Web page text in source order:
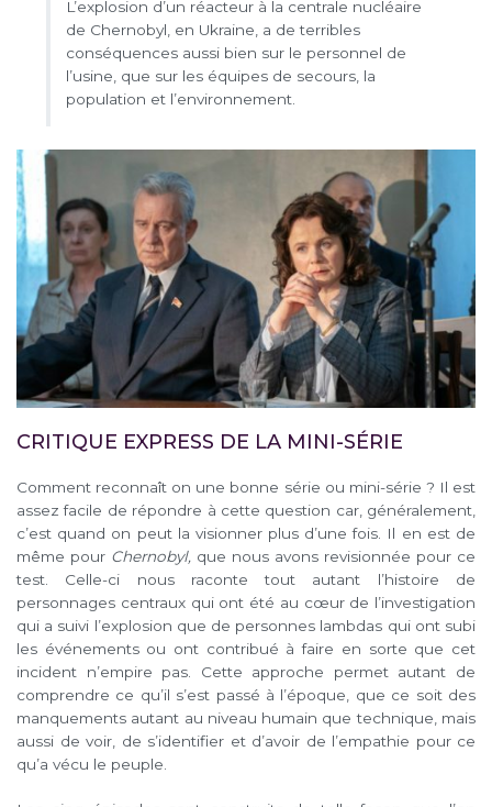
L’explosion d’un réacteur à la centrale nucléaire
de Chernobyl, en Ukraine, a de terribles
conséquences aussi bien sur le personnel de
l’usine, que sur les équipes de secours, la
population et l’environnement.
CRITIQUE EXPRESS DE LA MINI-SÉRIE
Comment reconnaît on une bonne série ou mini-série ? Il est
assez facile de répondre à cette question car, généralement,
c’est quand on peut la visionner plus d’une fois. Il en est de
même pour Chernobyl, que nous avons revisionnée pour ce
test. Celle-ci nous raconte tout autant l’histoire de
personnages centraux qui ont été au cœur de l’investigation
qui a suivi l’explosion que de personnes lambdas qui ont subi
les événements ou ont contribué à faire en sorte que cet
incident n’empire pas. Cette approche permet autant de
comprendre ce qu’il s’est passé à l’époque, que ce soit des
manquements autant au niveau humain que technique, mais
aussi de voir, de s’identifier et d’avoir de l’empathie pour ce
qu’a vécu le peuple.